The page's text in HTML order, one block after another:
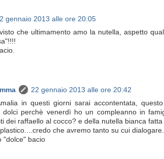
gennaio 2013 alle ore 20:05
che ultimamento amo la nutella, aspetto
22 gennaio 2013 alle ore 20:42
in questi giorni sarai accontentata, questo
dolci perchè venerdì ho un compleanno in
dei raffaello al cocco? e della nutella bianca fatta
che avremo tanto su cui dialogare.
"dolce" bacio